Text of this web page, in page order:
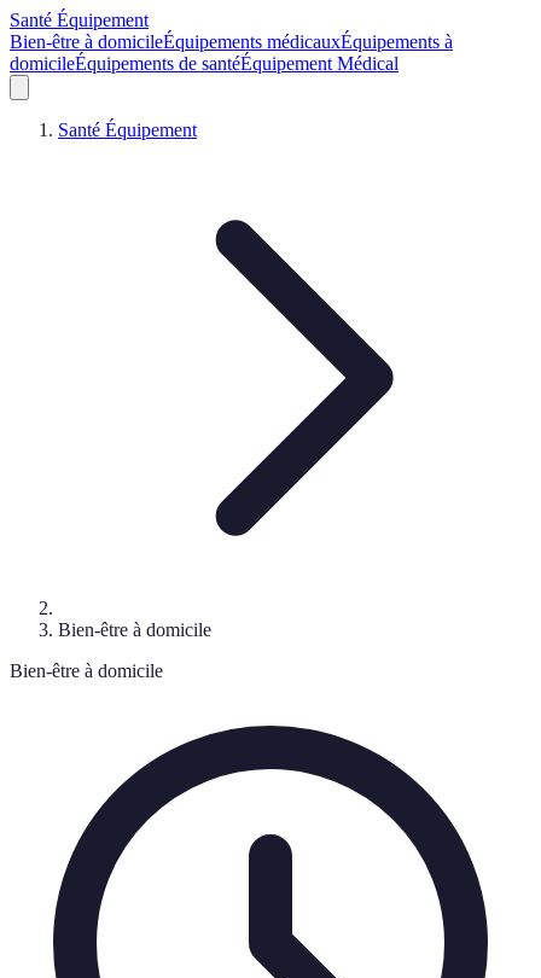
Santé Équipement
Bien-être à domicileÉquipements médicauxÉquipements à
domicileÉquipements de santéÉquipement Médical
Santé Équipement
Bien-être à domicile
Bien-être à domicile